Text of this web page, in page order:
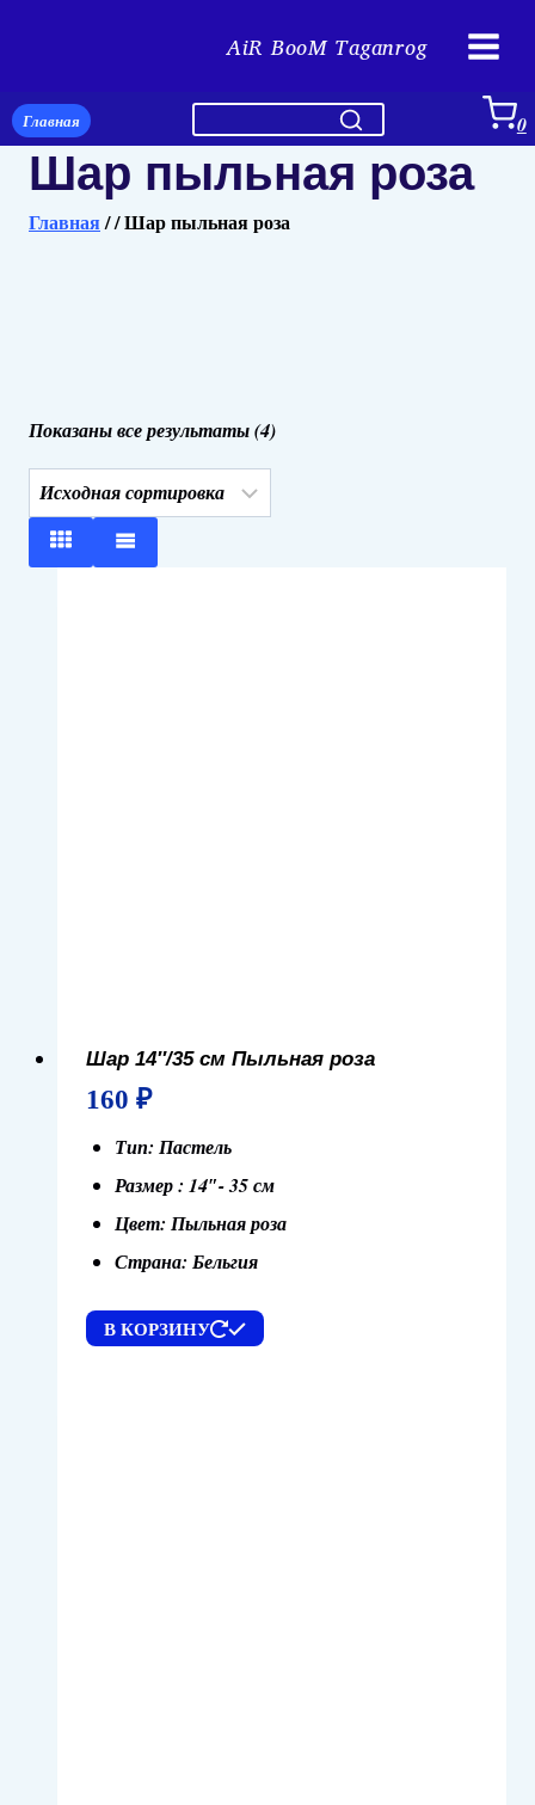
AiR BooM Taganrog
Главная 0
Шар пыльная роза
Главная//Шар пыльная роза
Показаны все результаты (4)
Шар 14″/35 см Пыльная роза
160 ₽
Тип: Пастель
Размер : 14″- 35 см
Цвет: Пыльная роза
Страна: Бельгия
В КОРЗИНУ